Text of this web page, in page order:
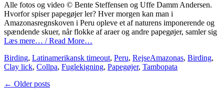
Alle fotos og video © Bente Steffensen og Uffe Damm Andersen.
Hvorfor spiser papegøjer ler? Hver morgen kan man i
Amazonasregnskoven i Peru opleve et af naturens imponerende og
spændende skuer, når flokke af araer og andre papegøjer, samler sig
Læs mere… / Read More…
Categories
Birding, Latinamerikansk timeout, Peru, RejseTags
Amazonas, Birding,
Clay lick, Collpa, Fuglekigning, Papegøjer, Tambopata
Post
← Older posts